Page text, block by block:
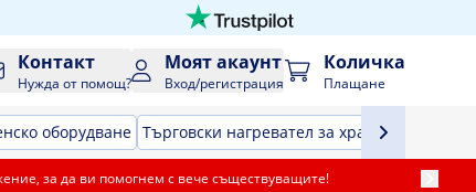
Контакт
Нужда от помощ?
Моят акаунт
Вход/регистрация
Количка
Плащане
оборудване Търговски нагревател за храна
за да ви помогнем с вече съществуващите!